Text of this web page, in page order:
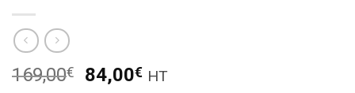
169,00€
Le
84,00€Le
HT